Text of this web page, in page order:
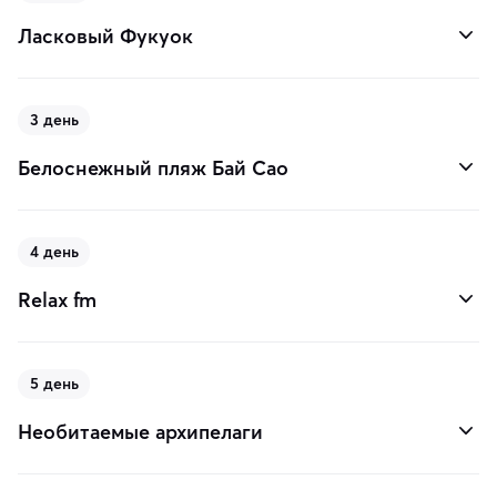
Ласковый Фукуок
3 день
Белоснежный пляж Бай Сао
4 день
Relax fm
5 день
Необитаемые архипелаги